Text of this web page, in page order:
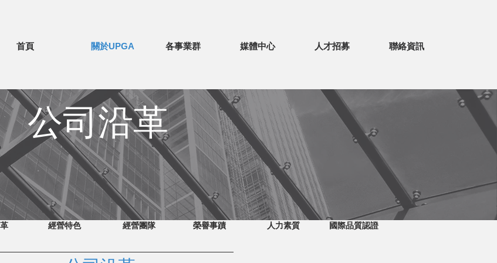
首頁 關於UPGA 各事業群 媒體中心 人才招募 聯絡資訊
公司沿革
經營特色 榮譽事蹟
經營團隊 國際品質認證
人力素質